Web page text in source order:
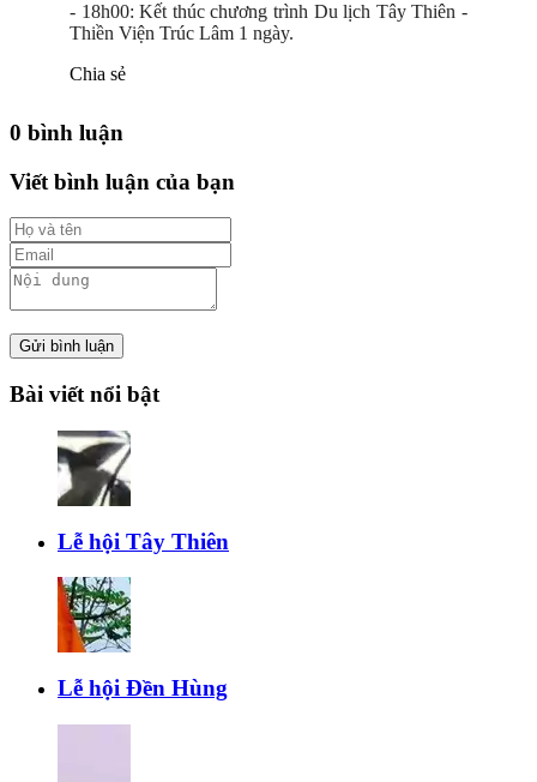
- 18h00: Kết thúc chương trình Du lịch Tây Thiên -
Thiền Viện Trúc Lâm 1 ngày.
Chia sẻ
0 bình luận
Viết bình luận của bạn
Gửi bình luận
Bài viết nổi bật
Lễ hội Tây Thiên
Lễ hội Đền Hùng